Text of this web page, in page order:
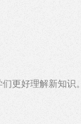
更好理解新知识。